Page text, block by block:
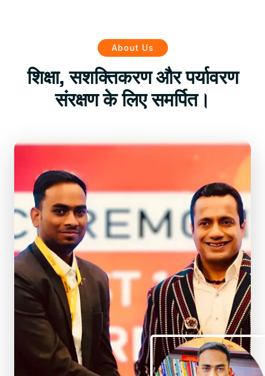
About Us
शिक्षा, सशक्तिकरण और पर्यावरण
संरक्षण के लिए समर्पित।